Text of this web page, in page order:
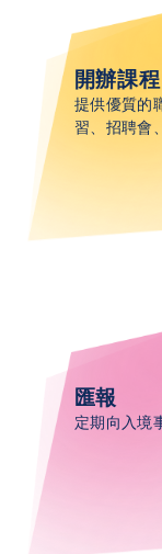
開辦課程​​
提供優質的
習、招聘會
匯報​
定期向入境